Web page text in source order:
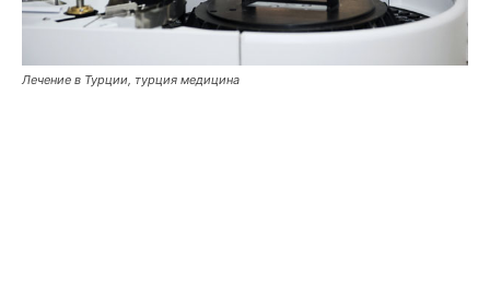
Лечение в Турции, турция медицина